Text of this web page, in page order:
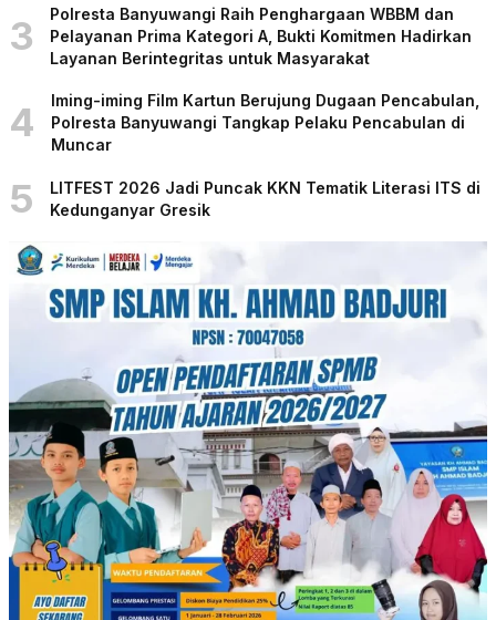
3
Polresta Banyuwangi Raih Penghargaan WBBM dan
Pelayanan Prima Kategori A, Bukti Komitmen Hadirkan
Layanan Berintegritas untuk Masyarakat
4
Iming-iming Film Kartun Berujung Dugaan Pencabulan,
Polresta Banyuwangi Tangkap Pelaku Pencabulan di
Muncar
5
LITFEST 2026 Jadi Puncak KKN Tematik Literasi ITS di
Kedunganyar Gresik